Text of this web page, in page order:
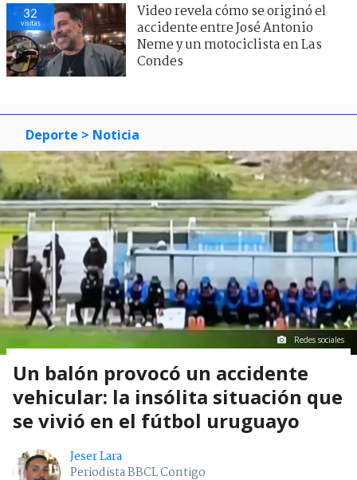
32
visitas
Video revela cómo se originó el
accidente entre José Antonio
Neme y un motociclista en Las
Condes
Deporte > Noticia
Redes sociales
Un balón provocó un accidente
vehicular: la insólita situación que
se vivió en el fútbol uruguayo
Jeser Lara
Periodista BBCL Contigo